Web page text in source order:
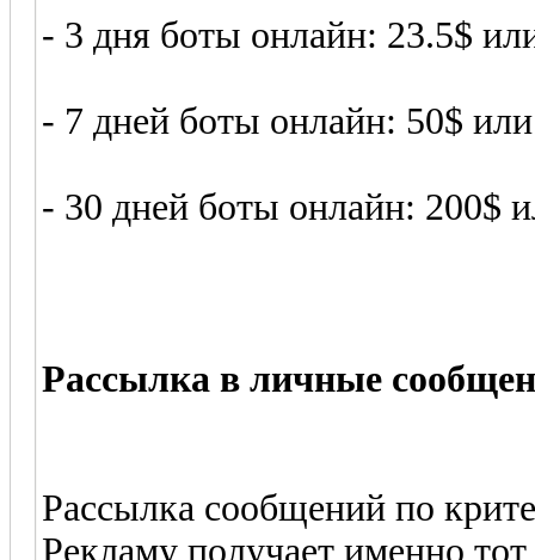
- 3 дня боты онлайн: 23.5$
- 7 дней боты онлайн: 50$
- 30 дней боты онлайн: 200$
Рассылка в личные
Рассылка сообщений по
Рекламу получает именно